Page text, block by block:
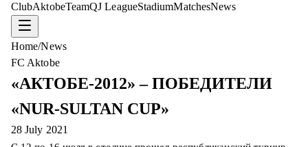
ClubAktobeTeamQJ LeagueStadiumMatchesNews
Home/News
FC Aktobe
«АКТОБЕ-2012» – ПОБЕДИТЕЛИ
«NUR-SULTAN CUP»
28 July 2021